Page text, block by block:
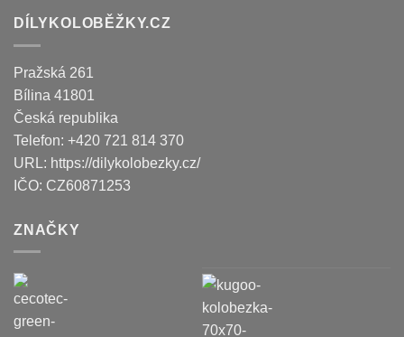
DÍLYKOLOBĚŽKY.CZ
Pražská 261
Bílina 41801
Česká republika
Telefon: +420 721 814 370
URL: https://dilykolobezky.cz/
IČO: CZ60871253
ZNAČKY